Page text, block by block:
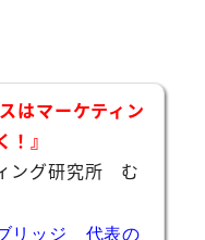
はマーケティン
』
ング研究所 む
リッジ 代表の